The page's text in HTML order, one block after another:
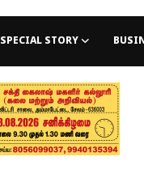
SPECIAL STORY